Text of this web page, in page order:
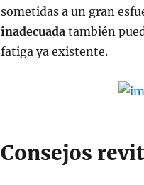
sometidas a un gran
inadecuadatambién
fatiga ya existente.
Consejos